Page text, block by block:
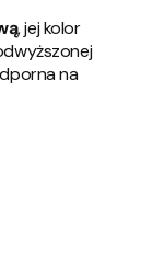
, jej kolor
na